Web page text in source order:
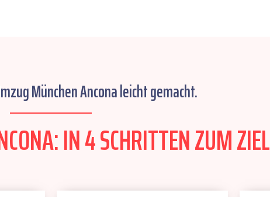
München Ancona leicht gemacht.
IN 4 SCHRITTEN ZUM ZIEL